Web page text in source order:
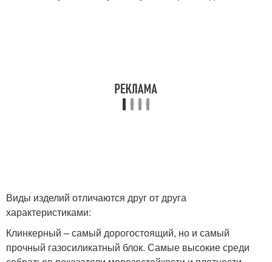
Виды изделий отличаются друг от друга
характеристиками:
Клинкерный – самый дорогостоящий, но и самый
прочный газосиликатный блок. Самые высокие среди